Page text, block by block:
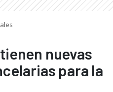
nuevas
para la